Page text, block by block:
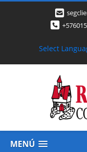
Select
MENÚ